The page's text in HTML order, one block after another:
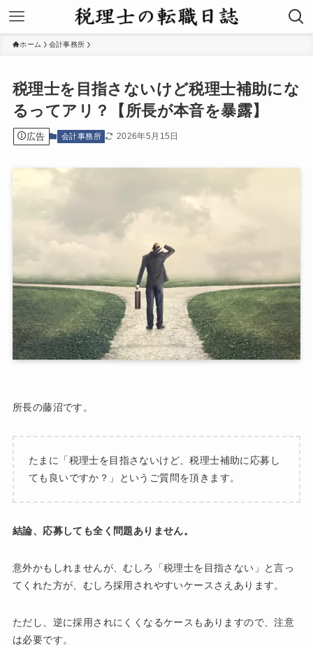
ホーム 会計事務所
税理士を目指さないけど税理士補助にな
るってアリ？【所長が本音を暴露】
広告 会計事務所 2026年5月15日
所長の藤沼です。
たまに「税理士を目指さないけど、税理士補助に応募し
ても良いですか？」というご質問を頂きます。
結論、応募しても全く問題ありません。
意外かもしれませんが、むしろ「税理士を目指さない」と言っ
てくれた方が、むしろ採用されやすいケースさえあります。
ただし、逆に採用されにくくなるケースもありますので、注意
は必要です。